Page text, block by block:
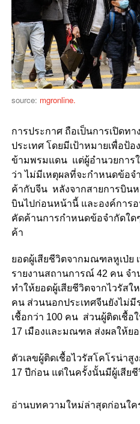
source: mgronline.
การประกาศ ถือเป็นการเปิดท
ประเทศ โดยมีเป้าหมายเพื่อป้
ข้ามพรมแดน แต่ผู้อำนวยการ
ว่า ไม่มีเหตุผลที่จะกำหนดข้อจ
ค้ากับจีน หลังจากสายการบินห
บินไปก่อนหน้านี้ และองค์การ
คัดค้านการกำหนดข้อจำกัดใด
ค้า
ยอดผู้เสียชีวิตจากมณฑลหูเป่ย
รายงานสถานการณ์ 42 คน จ
ทำให้ยอดผู้เสียชีวิตจากไวรัสใ
คน ส่วนนอกประเทศจีนยังไม่มี
เชื้อกว่า 100 คน ส่วนผู้ติดเชื้อ
17 เมืองและมณฑล ส่งผลให้ยอ
ตัวเลขผู้ติดเชื้อไวรัสโคโรน่าสู
17 ปีก่อน แต่ในครั้งนั้นมีผู้เสีย
อ่านบทความใหม่ล่าสุดก่อนใค